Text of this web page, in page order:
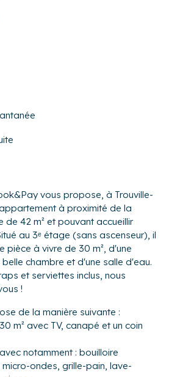
vous propose, à Trouville-
à proximité de la
de 42 m² et pouvant accueillir
au 3ᵉ étage (sans ascenseur), il
pièce à vivre de 30 m², d'une
belle chambre et d'une salle d'eau.
et serviettes inclus, nous
!
de la manière suivante :
m² avec TV, canapé et un coin
notamment : bouilloire
ondes, grille-pain, lave-